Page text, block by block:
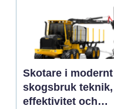
Skotare i modernt
skogsbruk teknik,
effektivitet och